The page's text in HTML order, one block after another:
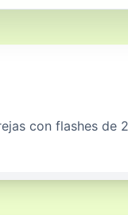
con flashes de